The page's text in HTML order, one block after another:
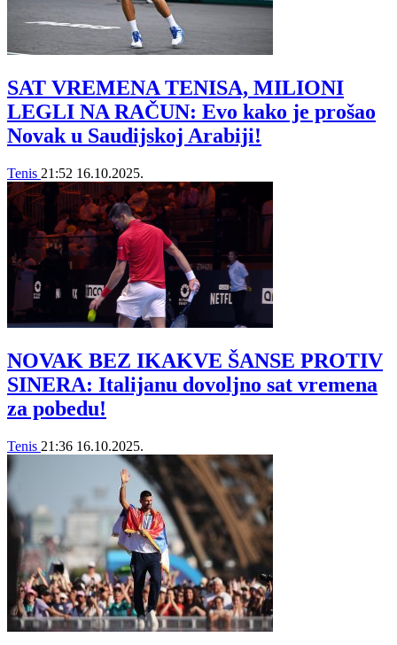
SAT VREMENA TENISA, MILIONI
LEGLI NA RAČUN: Evo kako je prošao
Novak u Saudijskoj Arabiji!
Tenis 21:52 16.10.2025.
NOVAK BEZ IKAKVE ŠANSE PROTIV
SINERA: Italijanu dovoljno sat vremena
za pobedu!
Tenis 21:36 16.10.2025.